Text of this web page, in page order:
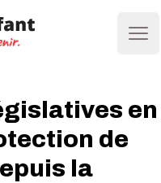
en
de
la